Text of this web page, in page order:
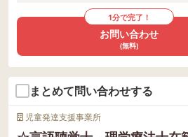
1分で完了！
お問い合わせ
(無料)
まとめて問い合わせする
児童発達支援事業所